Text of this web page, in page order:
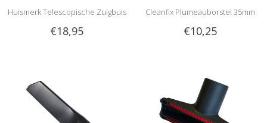
Huismerk Telescopische Zuigbuis
60-100cm
€18,95
Cleanfix Plumeauborstel 35mm
€10,25